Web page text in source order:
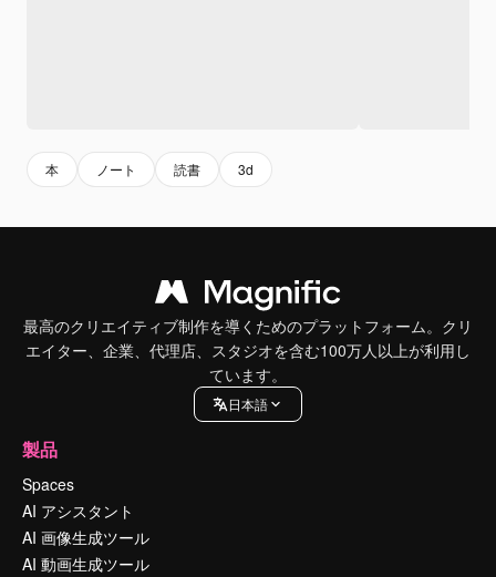
本 ノート 読書 3d
最高のクリエイティブ制作を導くためのプラットフォーム。クリ
エイター、企業、代理店、スタジオを含む100万人以上が利用し
ています。
日本語
製品
Spaces
AI アシスタント
AI 画像生成ツール
AI 動画生成ツール